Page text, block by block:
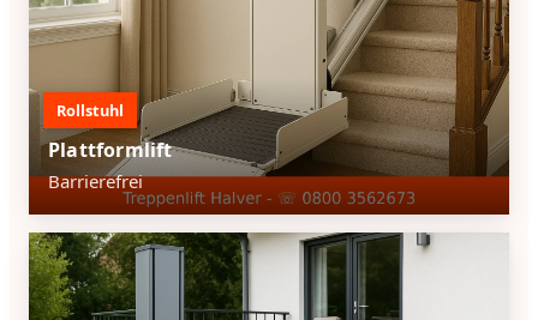
Rollstuhl
Plattformlift
Barrierefrei